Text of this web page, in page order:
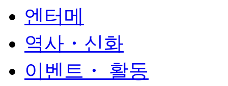
엔터메
역사・신화
이벤트・ 활동